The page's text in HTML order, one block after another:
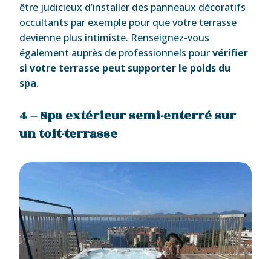
être judicieux d’installer des panneaux décoratifs
occultants par exemple pour que votre terrasse
devienne plus intimiste. Renseignez-vous
également auprès de professionnels pourvérifier
si votre terrasse peut supporter le poids du
spa.
4 – Spa extérieur semi-enterré sur
un toit-terrasse